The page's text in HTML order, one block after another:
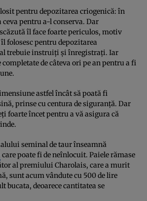
pentru depozitarea criogenică: în
ceva pentru a-l conserva. Dar
îl face foarte periculos, motiv
folosesc pentru depozitarea
trebuie instruiți și înregistrați. Iar
de câteva ori pe an pentru a fi
astfel încât să poată fi
prinse cu centura de siguranță. Dar
foarte încet pentru a vă asigura că
seminal de taur înseamnă
care poate fi de neînlocuit. Paiele rămase
al premiului Charolais, care a murit
sunt acum vândute cu 500 de lire
bucata, deoarece cantitatea se